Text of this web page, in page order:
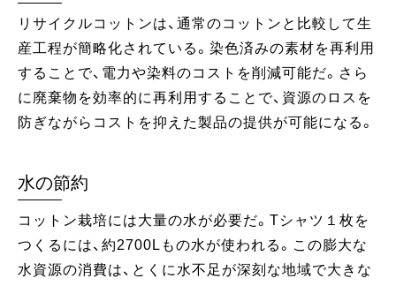
リサイクルコットンは、通常のコットンと比較して生
産工程が簡略化されている。染色済みの素材を再利用
することで、電力や染料のコストを削減可能だ。さら
に廃棄物を効率的に再利用することで、資源のロスを
防ぎながらコストを抑えた製品の提供が可能になる。
水の節約
コットン栽培には大量の水が必要だ。Tシャツ１枚を
つくるには、約2700Lもの水が使われる。この膨大な
水資源の消費は、とくに水不足が深刻な地域で大きな